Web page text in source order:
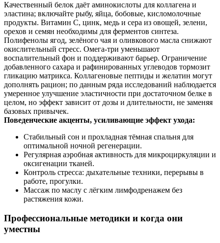
Качественный белок даёт аминокислоты для коллагена и
эластина; включайте рыбу, яйца, бобовые, кисломолочные
продукты. Витамин С, цинк, медь и сера из овощей, зелени,
орехов и семян необходимы для ферментов синтеза.
Полифенолы ягод, зелёного чая и оливкового масла снижают
окислительный стресс. Омега‑три уменьшают
воспалительный фон и поддерживают барьер. Ограничение
добавленного сахара и рафинированных углеводов тормозит
гликацию матрикса. Коллагеновые пептиды и желатин могут
дополнять рацион; по данным ряда исследований наблюдается
умеренное улучшение эластичности при достаточном белке в
целом, но эффект зависит от дозы и длительности, не заменяя
базовых привычек.
Поведенческие акценты, усиливающие эффект ухода:
Стабильный сон и прохладная тёмная спальня для
оптимальной ночной регенерации.
Регулярная аэробная активность для микроциркуляции и
оксигенации тканей.
Контроль стресса: дыхательные техники, перерывы в
работе, прогулки.
Массаж по маслу с лёгким лимфодренажем без
растяжения кожи.
Профессиональные методики и когда они
уместны